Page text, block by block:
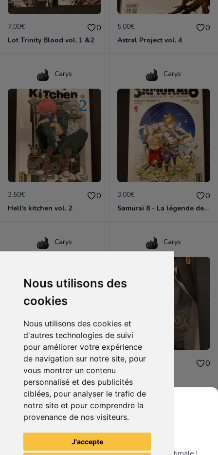
Nous utilisons des
cookies
Nous utilisons des cookies et
d'autres technologies de suivi
pour améliorer votre expérience
de navigation sur notre site, pour
vous montrer un contenu
personnalisé et des publicités
ciblées, pour analyser le trafic de
notre site et pour comprendre la
provenance de nos visiteurs.
J'accepte
7.00€ 0
Lot Trinity Blood vol. 1 &2
5.00€ 0
Astral Project vol. 4
Carys
3.50€ 0
Hell's kitchen vol. 2
Carys
3.00€ 0
Samuraï 8 - La légende de Hachimaru- vol. 1
Carys
7.00€ 2
Colossus Arena
Carys
4.00€ 0
Voir tous les articles du vendeur
Grenier du Geek